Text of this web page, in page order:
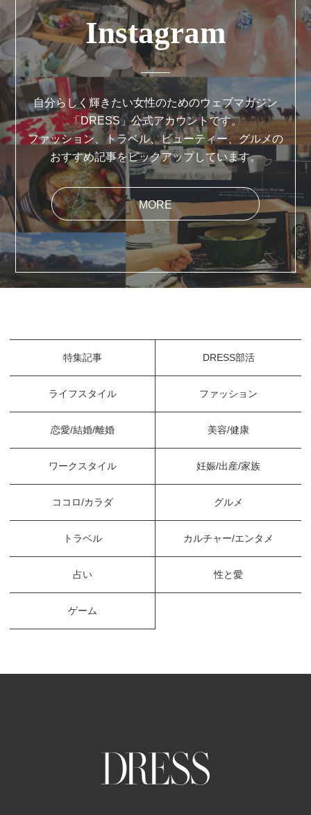
Instagram
自分らしく輝きたい女性のためのウェブマガジン
「DRESS」公式アカウントです。
ファッション、トラベル、ビューティー、グルメの
おすすめ記事をピックアップしています。
MORE
特集記事 DRESS部活
ライフスタイル ファッション
恋愛/結婚/離婚 美容/健康
ワークスタイル 妊娠/出産/家族
ココロ/カラダ グルメ
トラベル カルチャー/エンタメ
占い 性と愛
ゲーム